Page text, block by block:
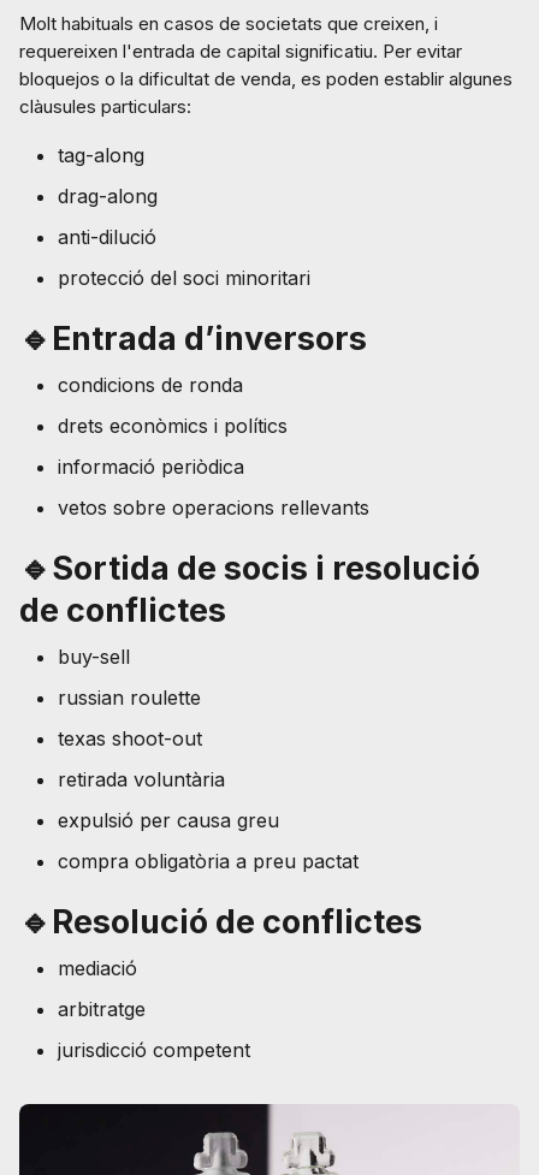
Molt habituals en casos de societats que creixen, i
requereixen l'entrada de capital significatiu. Per evitar
bloquejos o la dificultat de venda, es poden establir algunes
clàusules particulars:
tag-along
drag-along
anti-dilució
protecció del soci minoritari
🔹Entrada d’inversors
condicions de ronda
drets econòmics i polítics
informació periòdica
vetos sobre operacions rellevants
🔹Sortida de socis i resolució
de conflictes
buy-sell
russian roulette
texas shoot-out
retirada voluntària
expulsió per causa greu
compra obligatòria a preu pactat
🔹Resolució de conflictes
mediació
arbitratge
jurisdicció competent